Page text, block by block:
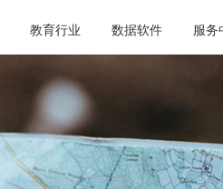
教育行业 数据软件 服务